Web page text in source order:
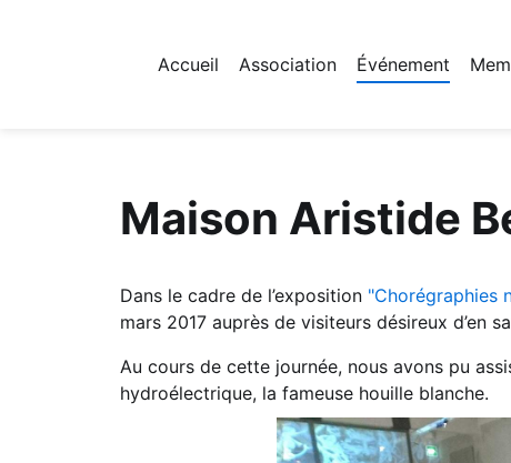
Accueil Association Événement
Maison Aristide
Dans le cadre de l’exposition "Chorégraphies
mars 2017 auprès de visiteurs désireux d’en
Au cours de cette journée, nous avons pu
hydroélectrique, la fameuse houille blanche.